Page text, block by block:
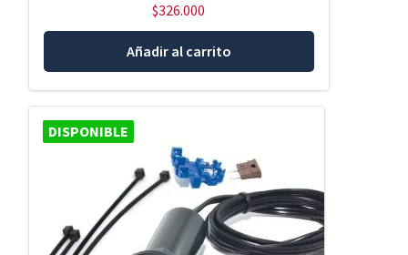
$326.000
Añadir al carrito
DISPONIBLE